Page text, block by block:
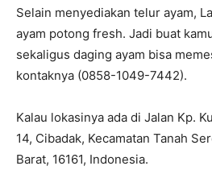
Selain menyediakan telur ayam,
ayam potong fresh. Jadi buat
sekaligus daging ayam bisa
kontaknya (0858-1049-7442).
Kalau lokasinya ada di Jalan Kp.
14, Cibadak, Kecamatan Tanah
Barat, 16161, Indonesia.